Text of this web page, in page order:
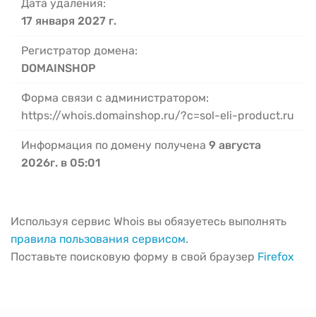
Дата удаления:
17 января 2027 г.
Регистратор домена:
DOMAINSHOP
Форма связи с администратором:
https://whois.domainshop.ru/?c=sol-eli-product.ru
Информация по домену получена 9 августа
2026г. в 05:01
Используя сервис Whois вы обязуетесь выполнять
правила пользования сервисом.
Поставьте поисковую форму в свой браузер Firefox